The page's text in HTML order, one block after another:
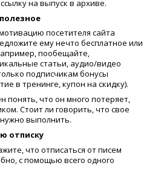
на выпуск в архиве.
посетителя сайта
ему нечто бесплатное или
пообещайте,
статьи, аудио/видео
подписчикам бонусы
в тренинге, купон на скидку).
понять, что он много потеряет,
Стоит ли говорить, что свое
выполнить.
отписку
что отписаться от писем
с помощью всего одного